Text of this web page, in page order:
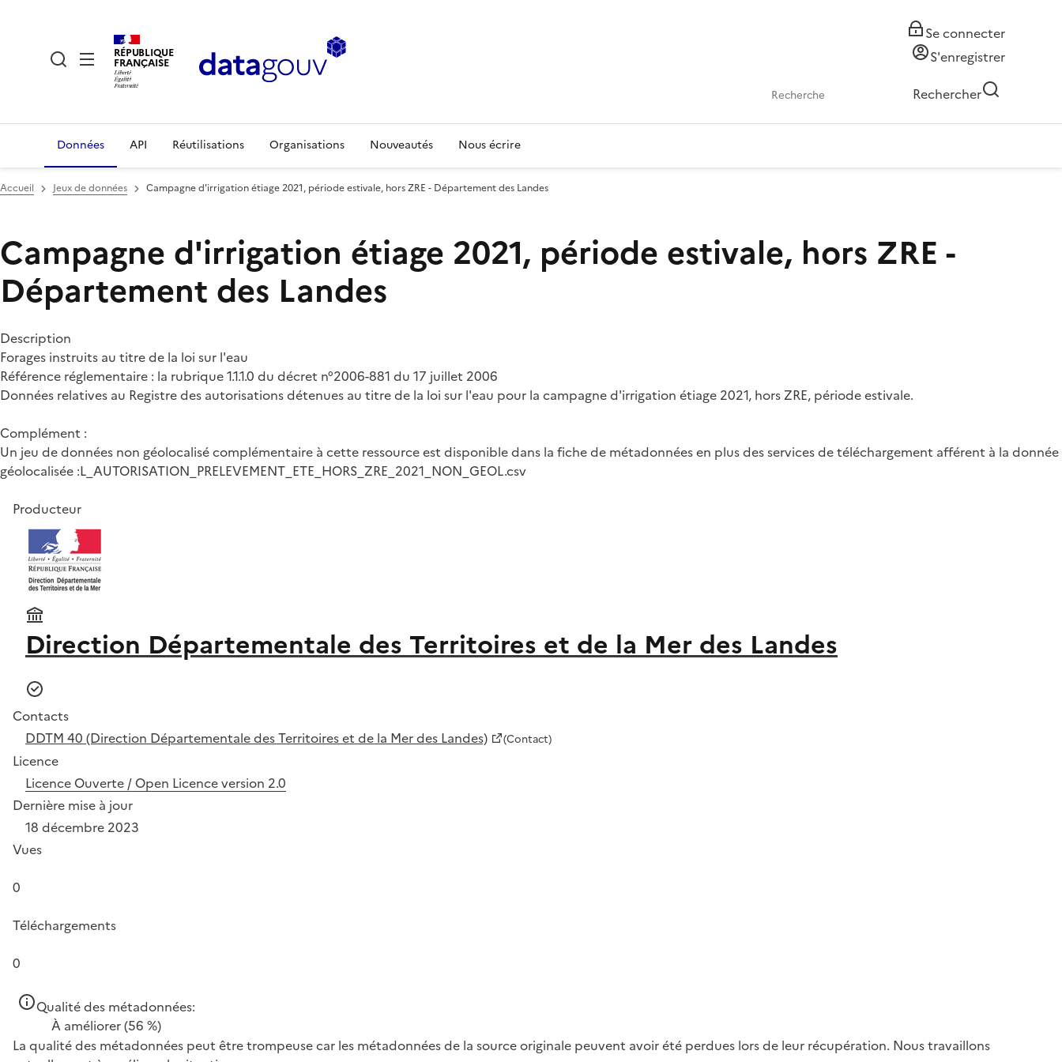
RÉPUBLIQUE
FRANÇAISE
Se connecter
S'enregistrer
Rechercher
Données API Réutilisations Organisations Nouveautés Nous écrire
Accueil Jeux de données Campagne d'irrigation étiage 2021, période estivale, hors ZRE - Département des Landes
Campagne d'irrigation étiage 2021, période estivale, hors ZRE -
Département des Landes
Description
Forages instruits au titre de la loi sur l'eau
Référence réglementaire : la rubrique 1.1.1.0 du décret n°2006-881 du 17 juillet 2006
Données relatives au Registre des autorisations détenues au titre de la loi sur l'eau pour la campagne d'irrigation étiage 2021, hors ZRE, période estivale.
Complément :
Un jeu de données non géolocalisé complémentaire à cette ressource est disponible dans la fiche de métadonnées en plus des services de téléchargement afférent à la donnée
géolocalisée :L_AUTORISATION_PRELEVEMENT_ETE_HORS_ZRE_2021_NON_GEOL.csv
Producteur
Direction Départementale des Territoires et de la Mer des Landes
Contacts
DDTM 40 (Direction Départementale des Territoires et de la Mer des Landes)
(Contact)
Licence
Licence Ouverte / Open Licence version 2.0
Dernière mise à jour
18 décembre 2023
Vues
0
Téléchargements
0
Qualité des métadonnées:
À améliorer(56 %)
La qualité des métadonnées peut être trompeuse car les métadonnées de la source originale peuvent avoir été perdues lors de leur récupération. Nous travaillons